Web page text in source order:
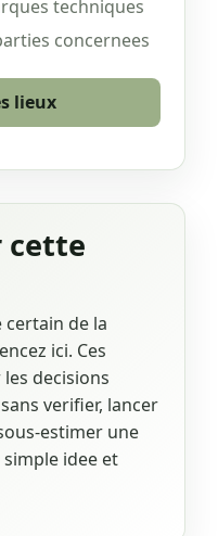
techniques
concernees
lieux
cette
certain de la
ici. Ces
decisions
verifier, lancer
estimer une
idee et